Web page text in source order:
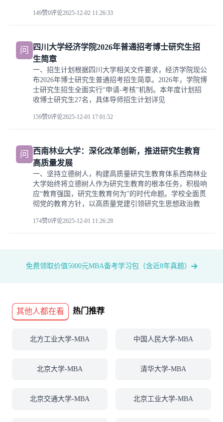
149赞0评论2025-12-02 11:26:33
问
四川大学经济学院2026年普通招考博士研究生招
生简章
一、招生计划根据四川大学相关文件要求，经济学院现公
布2026年博士研究生普通招考招生简章。2026年，学院博
士研究生招生全面实行“申请-考核”机制。本年度计划招
收博士研究生27名，具体导师招生计划详见
159赞0评论2025-12-01 17:01:52
问
西南林业大学：深化改革创新，推进研究生教育
高质量发展
一、坚持立德树人，构建高质量研究生教育体系西南林业
大学始终将立德树人作为研究生教育的根本任务，积极响
应“教育强国，研究生教育何为”的时代命题。学校全面贯
彻党的教育方针，以高质量党建引领研究生思想政治教
174赞0评论2025-12-01 11:26:28
免费领取价值5000元MBA备考学习包（含近8年真题）
其他人都在看 热门推荐
北方工业大学-MBA 中国人民大学-MBA
北京大学-MBA 清华大学-MBA
北京交通大学-MBA 北京工业大学-MBA